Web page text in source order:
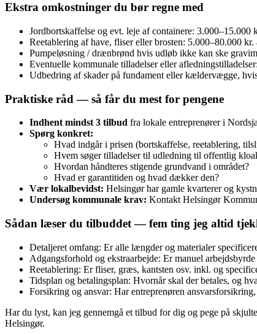
Ekstra omkostninger du bør regne med
Jordbortskaffelse og evt. leje af containere: 3.000–15.000
Reetablering af have, fliser eller brosten: 5.000–80.000
Pumpeløsning / drænbrønd hvis udløb ikke kan ske
Eventuelle kommunale tilladelser eller
Udbedring af skader på fundament eller kældervægge,
Praktiske råd — så får du mest for pengene
Indhent mindst 3 tilbud fra lokale entreprenører i
Spørg konkret:
Hvad indgår i prisen (bortskaffelse, reetablering,
Hvem søger tilladelser til udledning til offentlig
Hvordan håndteres stigende grundvand i området?
Hvad er garantitiden og hvad dækker den?
Vær lokalbevidst: Helsingør har gamle kvarterer og
Undersøg kommunale krav: Kontakt Helsingør
Sådan læser du tilbuddet — fem ting jeg altid
Detaljeret omfang: Er alle længder og materialer
Adgangsforhold og ekstraarbejde: Er manuel
Reetablering: Er fliser, græs, kantsten osv. inkl. og
Tidsplan og betalingsplan: Hvornår skal der betales, og
Forsikring og ansvar: Har entreprenøren
Har du lyst, kan jeg gennemgå et tilbud for dig og pege på
Helsingør.